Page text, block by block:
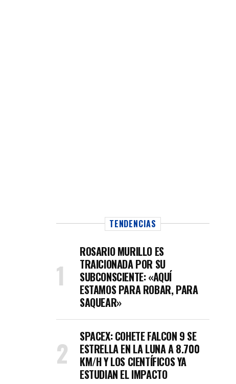
TENDENCIAS
ROSARIO MURILLO ES
TRAICIONADA POR SU
SUBCONSCIENTE: «AQUÍ
ESTAMOS PARA ROBAR, PARA
SAQUEAR»
SPACEX: COHETE FALCON 9 SE
ESTRELLA EN LA LUNA A 8.700
KM/H Y LOS CIENTÍFICOS YA
ESTUDIAN EL IMPACTO